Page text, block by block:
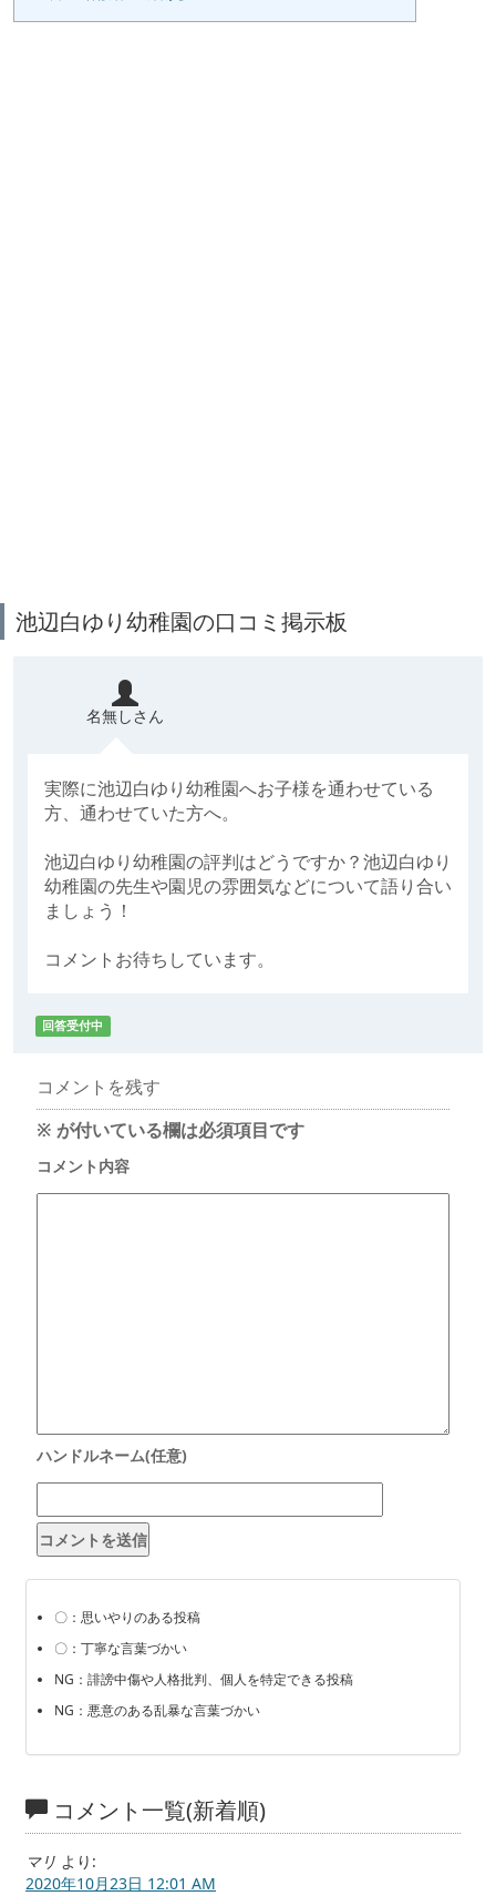
池辺白ゆり幼稚園の口コミ掲示板
名無しさん
実際に池辺白ゆり幼稚園へお子様を通わせている
方、通わせていた方へ。
池辺白ゆり幼稚園の評判はどうですか？池辺白ゆり
幼稚園の先生や園児の雰囲気などについて語り合い
ましょう！
コメントお待ちしています。
回答受付中
コメントを残す
※ が付いている欄は必須項目です
〇：思いやりのある投稿
〇：丁寧な言葉づかい
NG：誹謗中傷や人格批判、個人を特定できる投稿
NG：悪意のある乱暴な言葉づかい
コメント一覧(新着順)
マリ より:
2020年10月23日 12:01 AM